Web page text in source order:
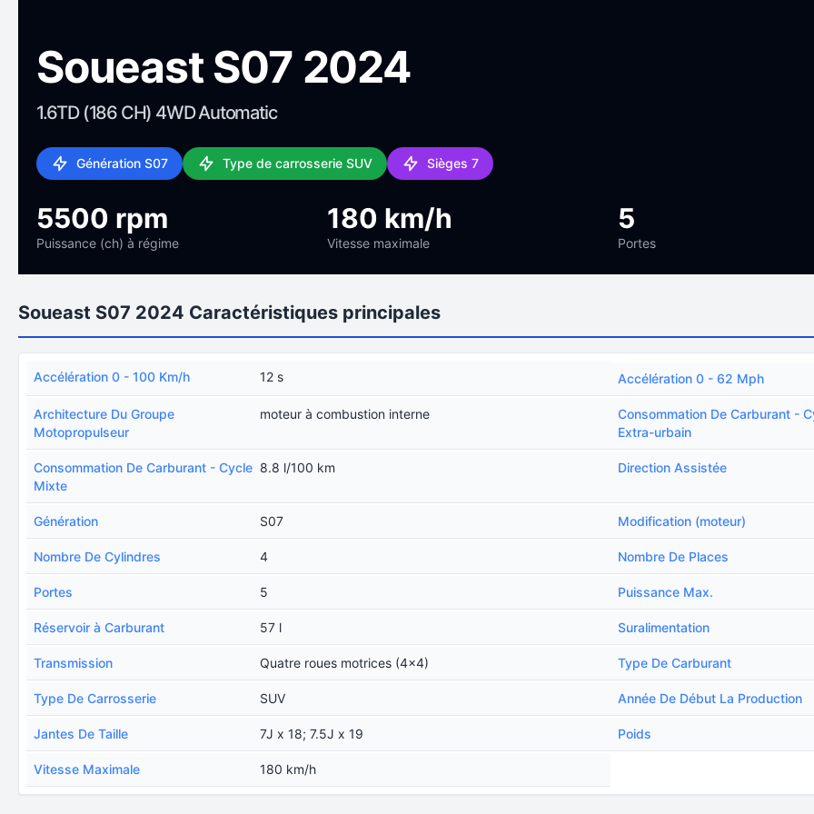
Soueast S07 2024
1.6TD (186 CH) 4WD Automatic
Génération S07 Type de carrosserie SUV Sièges 7
5500 rpm
Puissance (ch) à régime
180 km/h
Vitesse maximale
5
Portes
Soueast S07 2024 Caractéristiques principales
Accélération 0 - 100 Km/h 12 s Accélération 0 - 62 Mph
Architecture Du Groupe
Motopropulseur
moteur à combustion interne
Consommation De Carburant -
Extra-urbain
Consommation De Carburant - Cycle
Mixte
8.8 l/100 km Direction Assistée
Génération S07 Modification (moteur)
Nombre De Cylindres 4 Nombre De Places
Portes 5 Puissance Max.
Réservoir à Carburant 57 l Suralimentation
Transmission Quatre roues motrices (4x4) Type De Carburant
Type De Carrosserie SUV Année De Début La Production
Jantes De Taille 7J x 18; 7.5J x 19 Poids
Vitesse Maximale 180 km/h